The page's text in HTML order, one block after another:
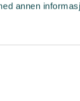
annen